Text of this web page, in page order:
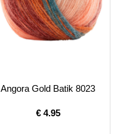
Angora Gold Batik 8023
€ 4.95